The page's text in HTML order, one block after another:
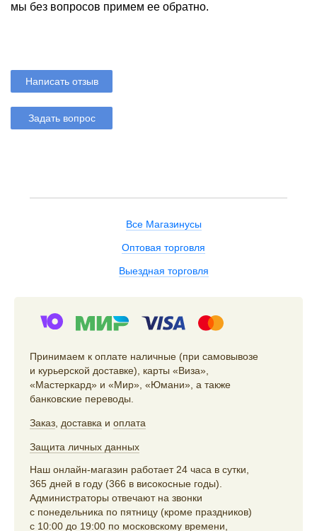
мы без вопросов примем ее обратно.
Написать отзыв
Задать вопрос
Все Магазинусы
Оптовая торговля
Выездная торговля
Принимаем к оплате наличные (при самовывозе
и курьерской доставке), карты «Виза»,
«Мастеркард» и «Мир», «Юмани», а также
банковские переводы.
Заказ доставка и оплата
Защита личных данных
Наш онлайн-магазин работает 24 часа в сутки,
365 дней в году (366 в високосные годы).
Администраторы отвечают на звонки
с понедельника по пятницу (кроме праздников)
с 10:00 до 19:00 по московскому времени,